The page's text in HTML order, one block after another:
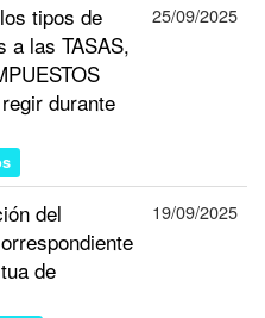
tipos de
a las TASAS,
durante
25/09/2025
del
de
19/09/2025